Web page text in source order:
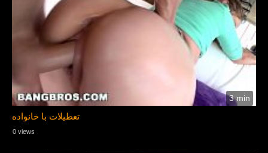
3 min
تعطیلات با خانواده
0 views